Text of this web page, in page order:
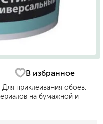
В избранное
приклеивания обоев,
на бумажной и